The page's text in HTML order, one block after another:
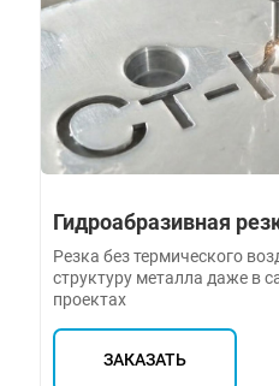
Гидроабразивная
Резка без термического
структуру металла даже в
проектах
ЗАКАЗАТЬ